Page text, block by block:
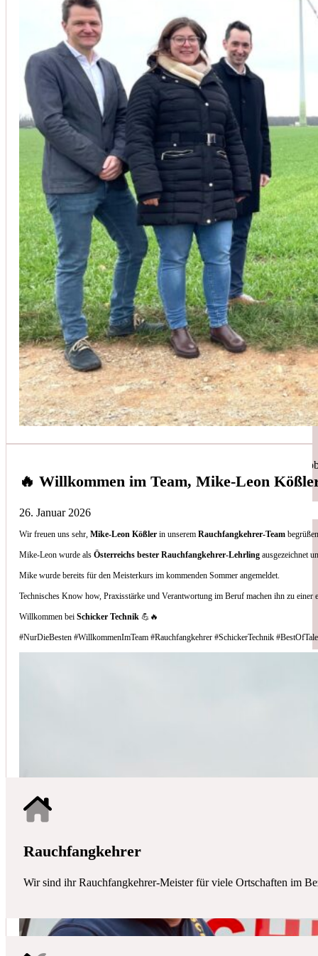
🔥 Willkommen im Team, Mike-Leon
26. Januar 2026
Wir freuen uns sehr,Mike-Leon Kößler in unseremRauchfangkehrer-Team
Mike-Leon wurde alsÖsterreichs bester Rauchfangkehrer-Lehrling ausgezeichnet
Mike wurde bereits für den Meisterkurs im kommenden Sommer angemeldet.
Technisches Know how, Praxisstärke und Verantwortung im Beruf machen ihn zu
Willkommen beiSchicker Technik 💪🔥
#NurDieBesten #WillkommenImTeam #Rauchfangkehrer #SchickerTechnik
Unsere Kunden vertrauen auf unsere langjährige Erfahrung und
Christoph Windisch
aus unseren Google-Bewertungen
Vom Anbot bis zur Fertigstellung alles rasch und
(Umbau) wurde besprochen und problemlos gelöst.
Johanna Koe
aus unseren Google-Bewertungen
Sehr freundlich! Hat alles super geklappt!
Simon Bilek
Anruf, 3 Stunden später war jemand Vorort, Problem
Thomas Gornix
aus unseren Google-Bewertungen
Nettes Team, und kompetente Beratung.
Rauchfangkehrer
Wir sind ihr Rauchfangkehrer-Meister für viele Ortschaften im